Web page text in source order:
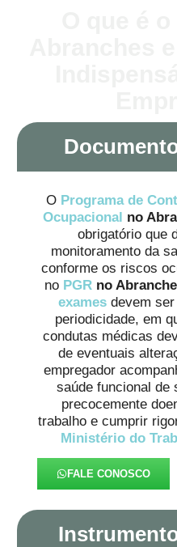
O Programa de
Ocupacional no
obrigatório que
monitoramento da
conforme os riscos
no PGR no
exames devem
periodicidade, em
condutas médicas
de eventuais
empregador
saúde funcional de
precocemente
trabalho e cumprir
Ministério do
FALE CONOSCO